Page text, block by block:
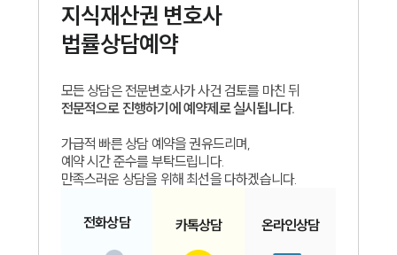
지식재산권 변호사
법률상담예약
모든 상담은 전문변호사가 사건 검토를 마친 뒤
전문적으로 진행하기에 예약제로 실시됩니다.
가급적 빠른 상담 예약을 권유드리며,
예약 시간 준수를 부탁드립니다.
만족스러운 상담을 위해 최선을 다하겠습니다.
전화상담 카톡상담 온라인상담